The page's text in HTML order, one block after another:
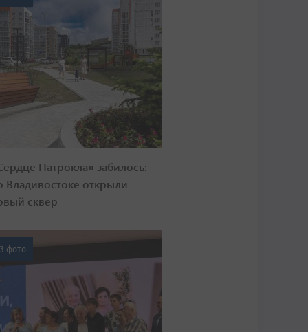
Патрокла» забилось:
Владивостоке открыли
сквер
фото